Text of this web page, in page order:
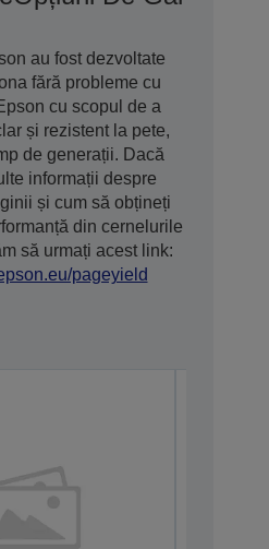
au fost dezvoltate
fără probleme cu
cu scopul de a
și rezistent la pete,
de generații. Dacă
informații despre
și cum să obțineți
din cernelurile
să urmați acest link:
pageyield